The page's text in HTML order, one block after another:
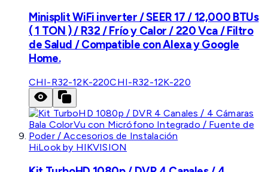
Minisplit WiFi inverter / SEER 17 / 12,000 BTUs
( 1 TON ) / R32 / Frío y Calor / 220 Vca / Filtro
de Salud / Compatible con Alexa y Google
Home.
CHI-R32-12K-220CHI-R32-12K-220
HiLook by HIKVISION